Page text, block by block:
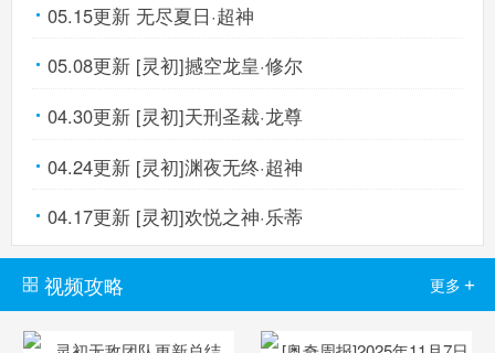
05.15更新 无尽夏日·超神
05.08更新 [灵初]撼空龙皇·修尔
04.30更新 [灵初]天刑圣裁·龙尊
04.24更新 [灵初]渊夜无终·超神
04.17更新 [灵初]欢悦之神·乐蒂
视频攻略 更多 +